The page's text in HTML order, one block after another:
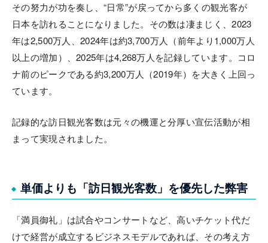
その努力が功を奏し、“日常”が戻ってから多くの観光客が
日本を訪れることになりました。その数は凄まじく、2023
年は2,500万人、2024年は約3,700万人（前年より1,000万人
以上の増加）、2025年は4,268万人を記録しています。コロ
ナ前のピークである約3,200万人（2019年）を大きく上回っ
ています。
記録的な訪日観光客数は元々の機運と分厚い宣伝活動が相
まって実現されました。
単価よりも「訪日観光客数」を優先した弊害
「満員御礼」は試合やコンサートなど、高いチケット代だ
けで経営が成立するビジネスモデルであれば、その考え方